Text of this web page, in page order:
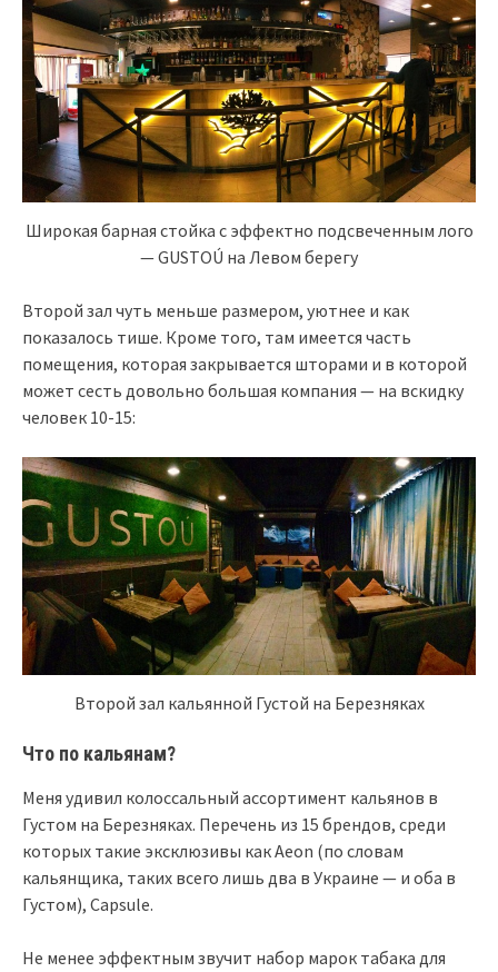
Широкая барная стойка с эффектно подсвеченным лого
— GUSTOÚ на Левом берегу
Второй зал чуть меньше размером, уютнее и как
показалось тише. Кроме того, там имеется часть
помещения, которая закрывается шторами и в которой
может сесть довольно большая компания — на вскидку
человек 10-15:
Второй зал кальянной Густой на Березняках
Что по кальянам?
Меня удивил колоссальный ассортимент кальянов в
Густом на Березняках. Перечень из 15 брендов, среди
которых такие эксклюзивы как Aeon (по словам
кальянщика, таких всего лишь два в Украине — и оба в
Густом), Capsule.
Не менее эффектным звучит набор марок табака для